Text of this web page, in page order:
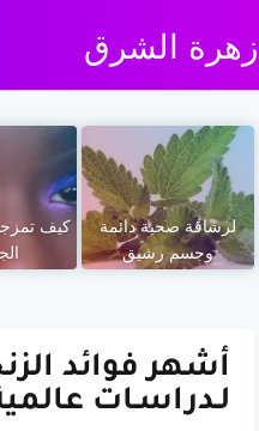
زهرة الشرق
لرشاقة صحية دائمة
وجسم رشيق
كيف
أشهر فوائد
لـدراسـات